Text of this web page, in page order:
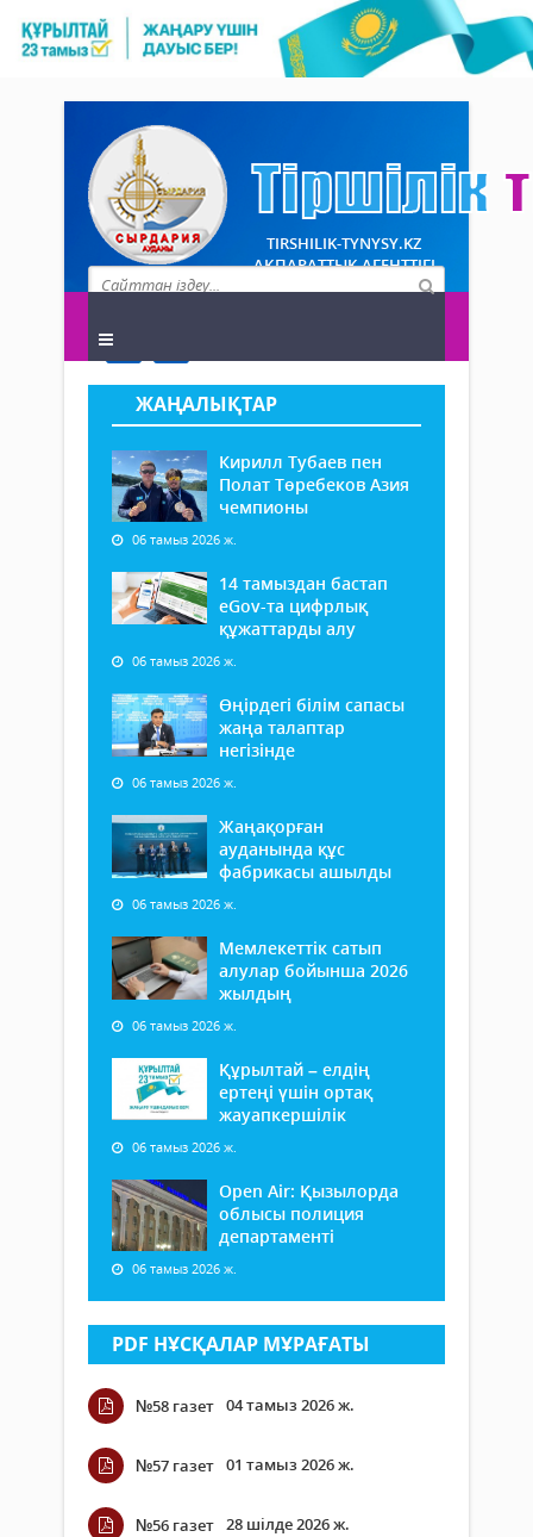
TIRSHILIK-TYNYSY.KZ
АҚПАРАТТЫҚ АГЕНТТІГІ
ЖАҢАЛЫҚТАР
Кирилл Тубаев пен
Полат Төребеков Азия
чемпионы
06 тамыз 2026 ж.
14 тамыздан бастап
еGov-та цифрлық
құжаттарды алу
06 тамыз 2026 ж.
Өңірдегі білім сапасы
жаңа талаптар
негізінде
06 тамыз 2026 ж.
Жаңақорған
ауданында құс
фабрикасы ашылды
06 тамыз 2026 ж.
Мемлекеттік сатып
алулар бойынша 2026
жылдың
06 тамыз 2026 ж.
Құрылтай – елдің
ертеңі үшін ортақ
жауапкершілік
06 тамыз 2026 ж.
Open Air: Қызылорда
облысы полиция
департаменті
06 тамыз 2026 ж.
PDF НҰСҚАЛАР МҰРАҒАТЫ
№58 газет 04 тамыз 2026 ж.
№57 газет 01 тамыз 2026 ж.
№56 газет 28 шілде 2026 ж.